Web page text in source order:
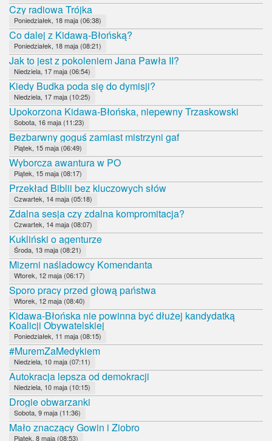
Czy radiowa Trójka
Poniedziałek, 18 maja (06:38)
Co dalej z Kidawą-Błońską?
Poniedziałek, 18 maja (08:21)
Jak to jest z pokoleniem Jana Pawła II?
Niedziela, 17 maja (06:54)
Kiedy Budka poda się do dymisji?
Niedziela, 17 maja (10:25)
Upokorzona Kidawa-Błońska, niepewny Trzaskowski
Sobota, 16 maja (11:23)
Bezbarwny goguś zamiast mistrzyni gaf
Piątek, 15 maja (06:49)
Wyborcza awantura w PO
Piątek, 15 maja (08:17)
Przekład Biblii bez kluczowych słów
Czwartek, 14 maja (05:18)
Zdalna sesja czy zdalna kompromitacja?
Czwartek, 14 maja (08:07)
Kukliński o agenturze
Środa, 13 maja (08:21)
Mizerni naśladowcy Komendanta
Wtorek, 12 maja (06:17)
Sporo pracy przed głową państwa
Wtorek, 12 maja (08:40)
Kidawa-Błońska nie powinna być dłużej kandydatką
Koalicji Obywatelskiej
Poniedziałek, 11 maja (08:15)
#MuremZaMedykiem
Niedziela, 10 maja (07:11)
Autokracja lepsza od demokracji
Niedziela, 10 maja (10:15)
Drogie obwarzanki
Sobota, 9 maja (11:36)
Mało znaczący Gowin i Ziobro
Piątek, 8 maja (08:53)